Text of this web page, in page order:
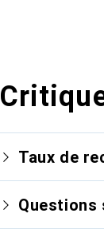
Taux de
Questions